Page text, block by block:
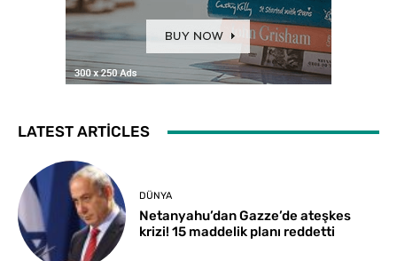
LATEST ARTICLES
DÜNYA
Netanyahu’dan Gazze’de ateşkes
krizi! 15 maddelik planı reddetti